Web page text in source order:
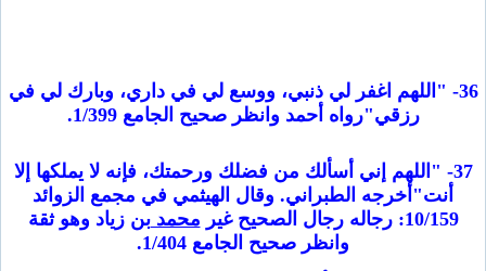
36- "اللهم اغفر لي ذنبي، ووسع لي في داري، وبارك لي في
رزقي"رواه أحمد وانظر صحيح الجامع 1/399.
37- "اللهم إني أسألك من فضلك ورحمتك، فإنه لا يملكها إلا
أنت"أخرجه الطبراني. وقال الهيثمي في مجمع الزوائد
10/159: رجاله رجال الصحيح غير
محمدبن زياد وهو ثقة
وانظر صحيح الجامع 1/404.